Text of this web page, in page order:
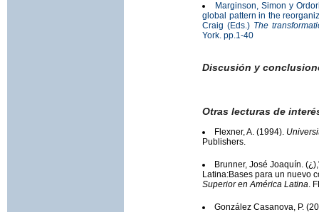
Marginson, Simon y
global pattern in the
Craig (Eds.) The
York. pp.1-40
Discusión y
Otras lecturas de
Flexner, A. (1994).
Publishers.
Brunner, José Joaquín.
Latina:Bases para un nuevo
Superior en América Latina.
González Casanova, P.